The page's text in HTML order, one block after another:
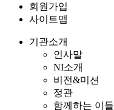
회원가입
사이트맵
기관소개
인사말
NI소개
비전&미션
정관
함께하는 이들